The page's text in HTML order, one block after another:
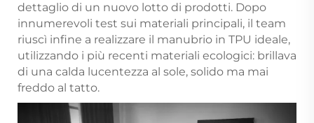
dettaglio di un nuovo lotto di prodotti. Dopo
innumerevoli test sui materiali principali, il team
riuscì infine a realizzare il manubrio in TPU ideale,
utilizzando i più recenti materiali ecologici: brillava
di una calda lucentezza al sole, solido ma mai
freddo al tatto.